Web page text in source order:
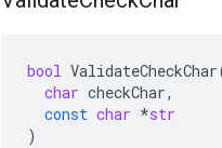
bool ValidateCheckChar
char checkChar,
const char *str
)